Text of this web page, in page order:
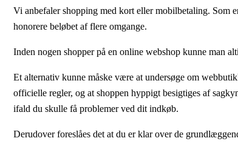
Vi anbefaler shopping med kort eller mobilbetaling. Som
honorere beløbet af flere omgange.
Inden nogen shopper på en online webshop kunne man
Et alternativ kunne måske være at undersøge om
officielle regler, og at shoppen hyppigt besigtiges af
ifald du skulle få problemer ved dit indkøb.
Derudover foreslåes det at du er klar over de